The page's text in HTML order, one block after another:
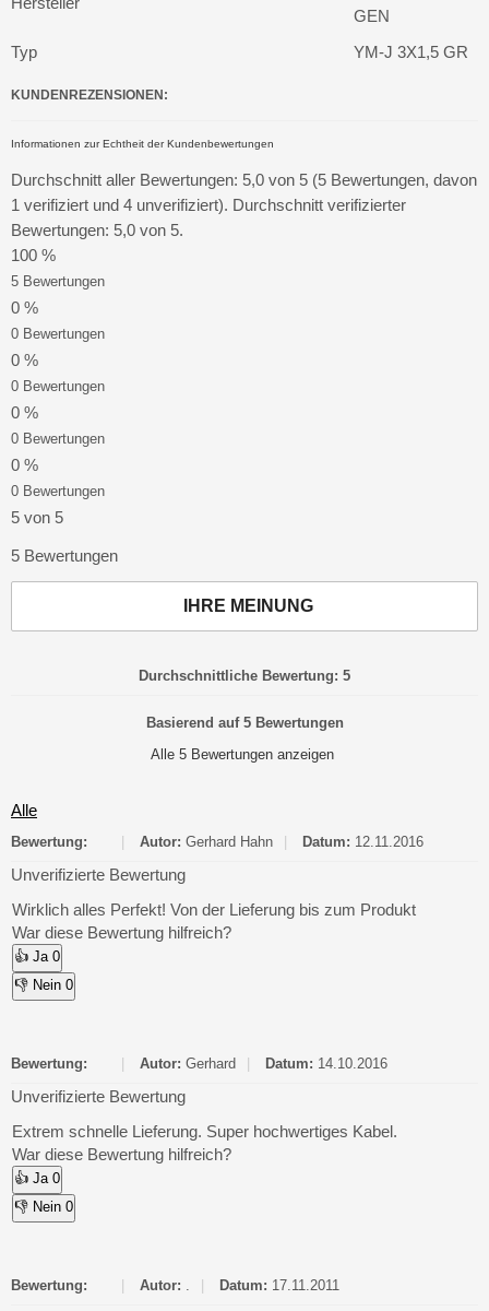
GEN
Typ
YM-J 3X1,5 GR
KUNDENREZENSIONEN:
Informationen zur Echtheit der Kundenbewertungen
Durchschnitt aller Bewertungen: 5,0 von 5 (5 Bewertungen, davon
1 verifiziert und 4 unverifiziert). Durchschnitt verifizierter
Bewertungen: 5,0 von 5.
100 %
5 Bewertungen
0 %
0 Bewertungen
0 %
0 Bewertungen
0 %
0 Bewertungen
0 %
0 Bewertungen
5 von 5
5 Bewertungen
IHRE MEINUNG
Durchschnittliche Bewertung: 5
Basierend auf 5 Bewertungen
Alle 5 Bewertungen anzeigen
Alle
Bewertung: Autor: Gerhard Hahn Datum: 12.11.2016
Unverifizierte Bewertung
Wirklich alles Perfekt! Von der Lieferung bis zum Produkt
War diese Bewertung hilfreich?
👍 Ja 0
👎 Nein 0
Bewertung: Autor: Gerhard Datum: 14.10.2016
Unverifizierte Bewertung
Extrem schnelle Lieferung. Super hochwertiges Kabel.
War diese Bewertung hilfreich?
👍 Ja 0
👎 Nein 0
Bewertung: Autor: . Datum: 17.11.2011